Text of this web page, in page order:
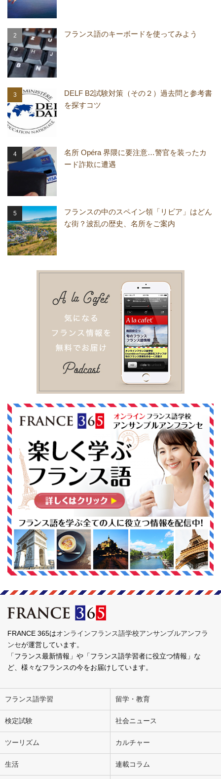
フランス語のキーボードを使ってみよう
DELF B2試験対策（その２）過去問と参考書
を探すコツ
名所 Opéra 界隈に要注意…警官を装ったカ
ード詐欺に遭遇
フランスの中のスペイン領「リビア」はどん
な街？波乱の歴史、名所をご案内
FRANCE 365はオンラインフランス語学校アンサンブルアンフラ
ンセが運営しています。
「フランス最新情報」や「フランス語学習者に役立つ情報」な
ど、様々なフランスの今をお届けしています。
フランス語学習 留学・教育
検定試験 社会ニュース
ツーリズム カルチャー
生活 連載コラム